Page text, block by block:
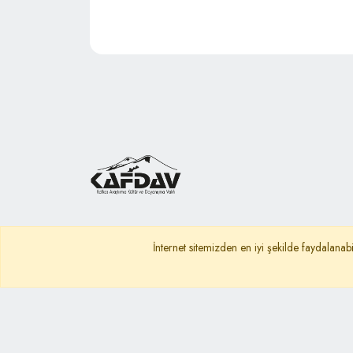
Ana Sayfa Gizlilik Politikası KVKK
İnternet sitemizden en iyi şekilde